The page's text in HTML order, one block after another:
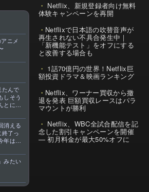
ニメ
たんで
しそう
とに大
消える
了っ
年はま
！で
い！平
れっ
みたい
Netflix、新規登録者向け無料
体験キャンペーンを再開
Netflixで日本語の吹替音声が
再生されない不具合発生中｜
「新機能テスト」をオフにする
と改善する場合も
1話70億円の世界！Netflix巨
額投資ドラマ＆映画ランキング
Netflix、ワーナー買収から撤
退を発表 巨額買収レースはパラ
マウントが勝利
Netflix、WBC全試合配信を記
念した割引キャンペーンを開催
— 初月料金が最大50%オフに